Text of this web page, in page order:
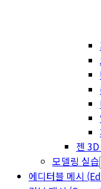
젠
모델링 실습
에디터블 메시